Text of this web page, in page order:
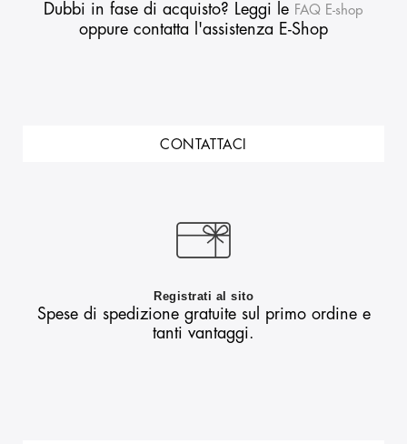
Dubbi in fase di acquisto? Leggi le FAQ E-shop
oppure contatta l'assistenza E-Shop
CONTATTACI
Registrati al sito
Spese di spedizione gratuite sul primo ordine e
tanti vantaggi.